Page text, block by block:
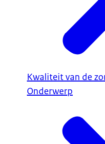
Kwaliteit van de
Onderwerp